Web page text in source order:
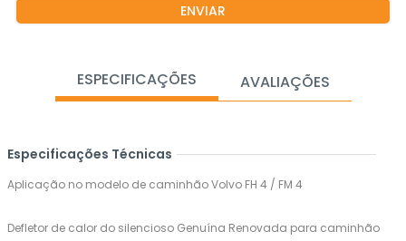
ENVIAR
ESPECIFICAÇÕES AVALIAÇÕES
Especificações Técnicas
Aplicação no modelo de caminhão Volvo FH 4 / FM 4
Defletor de calor do silencioso Genuína Renovada para caminhão